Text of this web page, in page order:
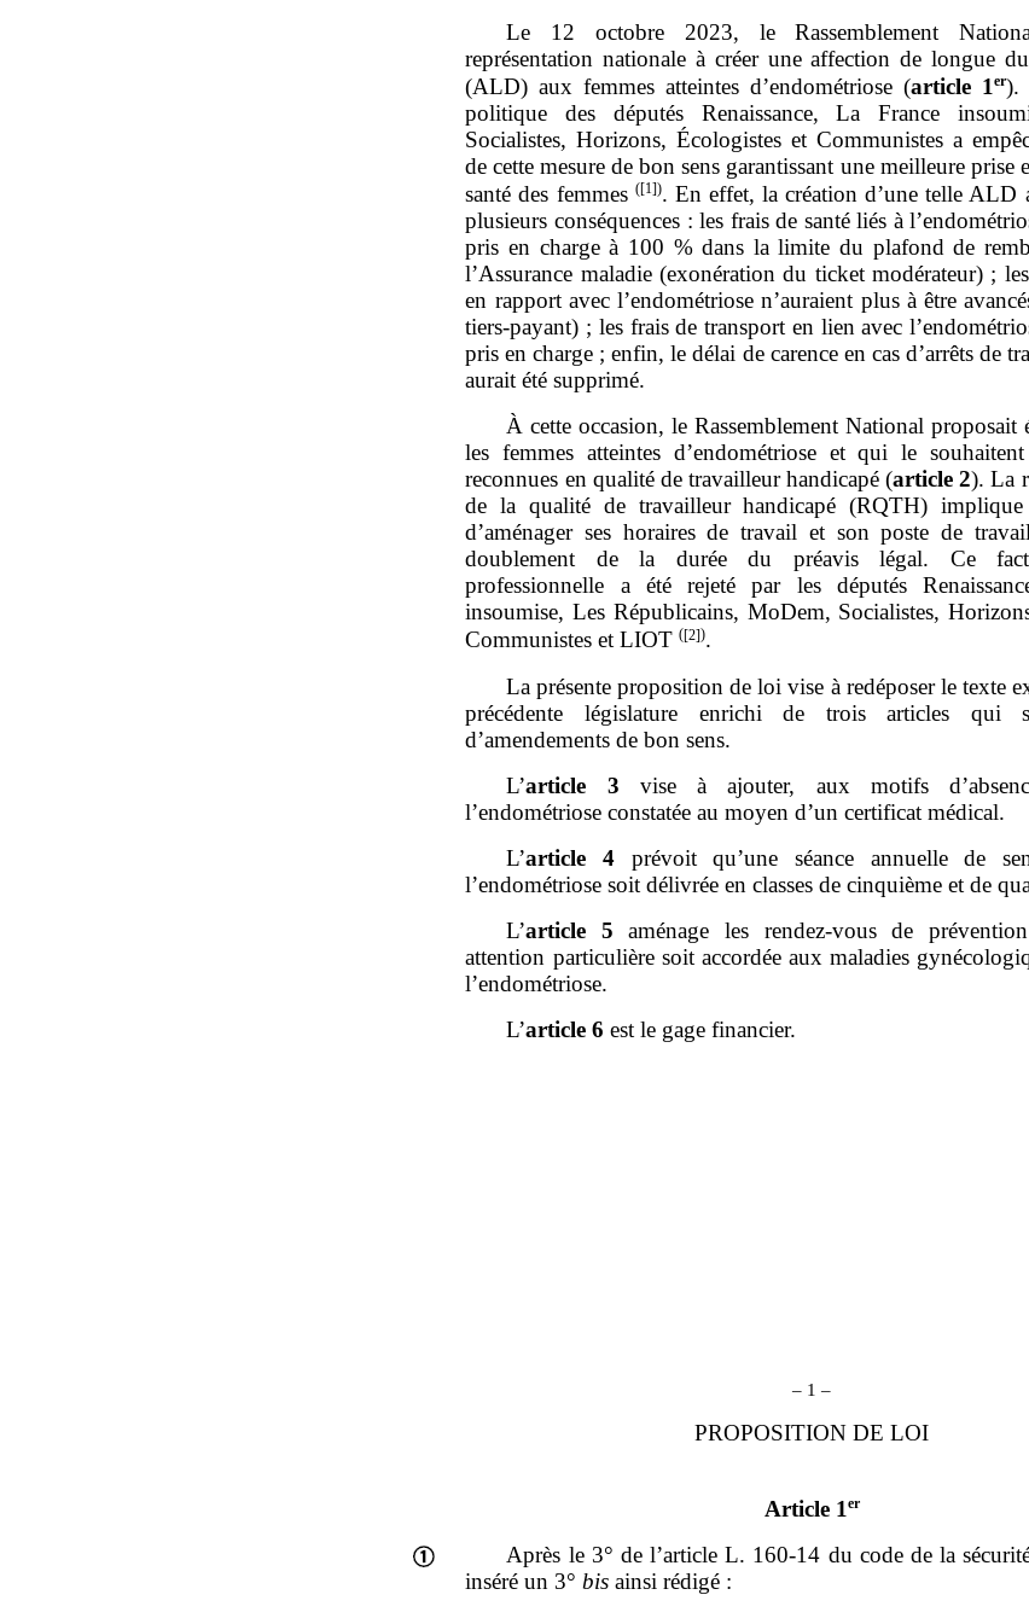
Le 12 octobre 2023, le Rassemblement
représentation nationale à créer une affection de longue
(ALD) aux femmes atteintes d’endométriose (article 1 er).
politique des députés Renaissance, La France
Socialistes, Horizons, Écologistes et Communistes a
de cette mesure de bon sens garantissant une meilleure prise
santé des femmes ([1]). En effet, la création d’une telle ALD
plusieurs conséquences : les frais de santé liés à
pris en charge à 100 % dans la limite du plafond de
l’Assurance maladie (exonération du ticket modérateur) ;
en rapport avec l’endométriose n’auraient plus à être
tiers‑payant) ; les frais de transport en lien avec
pris en charge ; enfin, le délai de carence en cas d’arrêts de
aurait été supprimé.
À cette occasion, le Rassemblement National proposait
les femmes atteintes d’endométriose et qui le
reconnues en qualité de travailleur handicapé (article 2). La
de la qualité de travailleur handicapé (RQTH)
d’aménager ses horaires de travail et son poste de
doublement de la durée du préavis légal. Ce
professionnelle a été rejeté par les députés
insoumise, Les Républicains, MoDem, Socialistes,
Communistes et LIOT([2]).
La présente proposition de loi vise à redéposer le texte
précédente législature enrichi de trois articles
d’amendements de bon sens.
L’article 3 vise à ajouter, aux motifs
l’endométriose constatée au moyen d’un certificat médical.
L’article 4 prévoit qu’une séance annuelle de
l’endométriose soit délivrée en classes de cinquième et de
L’article 5aménage les rendez‑vous de
attention particulière soit accordée aux maladies
l’endométriose.
L’article 6 est le gage financier.
– 1 –
PROPOSITION DE LOI
Article 1 er
Après le 3° de l’article L. 160‑14 du code de la
inséré un 3°bis ainsi rédigé :